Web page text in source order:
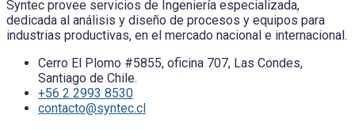
Syntec provee servicios de Ingeniería especializada,
dedicada al análisis y diseño de procesos y equipos para
industrias productivas, en el mercado nacional e internacional.
Cerro El Plomo #5855, oficina 707, Las Condes,
Santiago de Chile.
+56 2 2993 8530
contacto@syntec.cl